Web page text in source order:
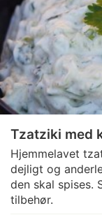
Tzatziki med
Hjemmelavet
dejligt og
den skal spises.
tilbehør.